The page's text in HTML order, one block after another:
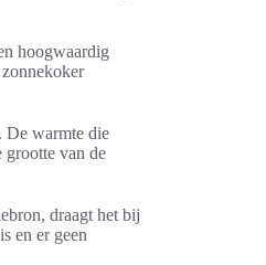
hoogwaardig
De warmte die
grootte van de
draagt het bij
en er geen